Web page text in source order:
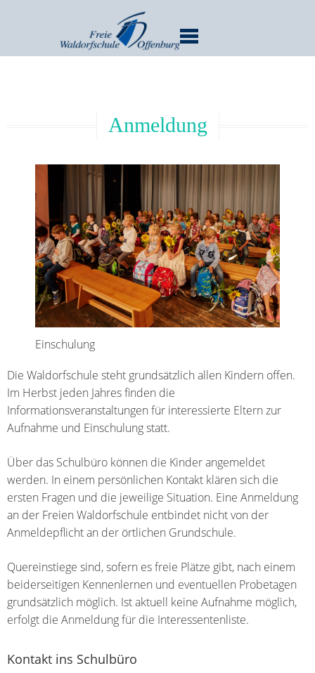
Anmeldung
Einschulung
Die Waldorfschule steht grundsätzlich allen Kindern offen.
Im Herbst jeden Jahres finden die
Informationsveranstaltungen für interessierte Eltern zur
Aufnahme und Einschulung statt.
Über das Schulbüro können die Kinder angemeldet
werden. In einem persönlichen Kontakt klären sich die
ersten Fragen und die jeweilige Situation. Eine Anmeldung
an der Freien Waldorfschule entbindet nicht von der
Anmeldepflicht an der örtlichen Grundschule.
Quereinstiege sind, sofern es freie Plätze gibt, nach einem
beiderseitigen Kennenlernen und eventuellen Probetagen
grundsätzlich möglich. Ist aktuell keine Aufnahme möglich,
erfolgt die Anmeldung für die Interessentenliste.
Kontakt ins Schulbüro